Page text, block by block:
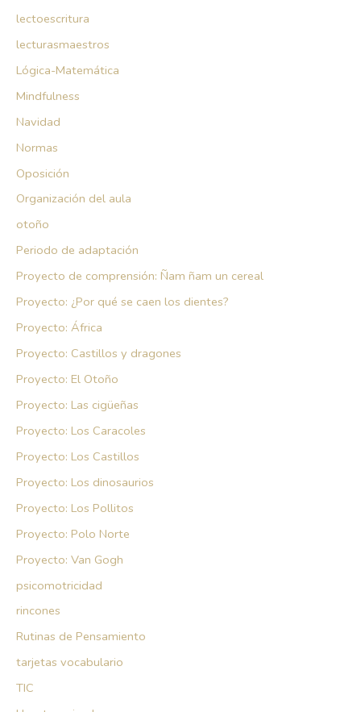
lectoescritura
lecturasmaestros
Lógica-Matemática
Mindfulness
Navidad
Normas
Oposición
Organización del aula
otoño
Periodo de adaptación
Proyecto de comprensión: Ñam ñam un cereal
Proyecto: ¿Por qué se caen los dientes?
Proyecto: África
Proyecto: Castillos y dragones
Proyecto: El Otoño
Proyecto: Las cigüeñas
Proyecto: Los Caracoles
Proyecto: Los Castillos
Proyecto: Los dinosaurios
Proyecto: Los Pollitos
Proyecto: Polo Norte
Proyecto: Van Gogh
psicomotricidad
rincones
Rutinas de Pensamiento
tarjetas vocabulario
TIC